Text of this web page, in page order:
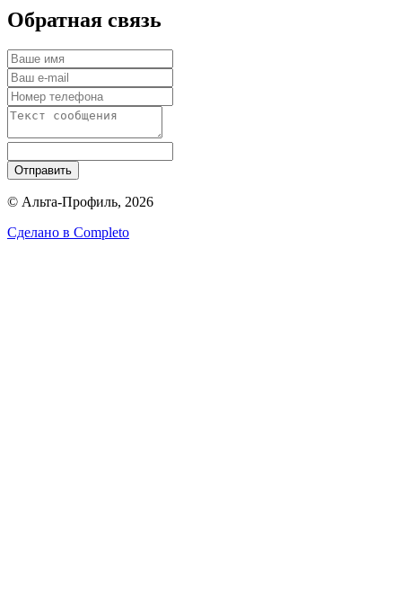
Обратная связь
Отправить
© Альта-Профиль, 2026
Сделано в Completo